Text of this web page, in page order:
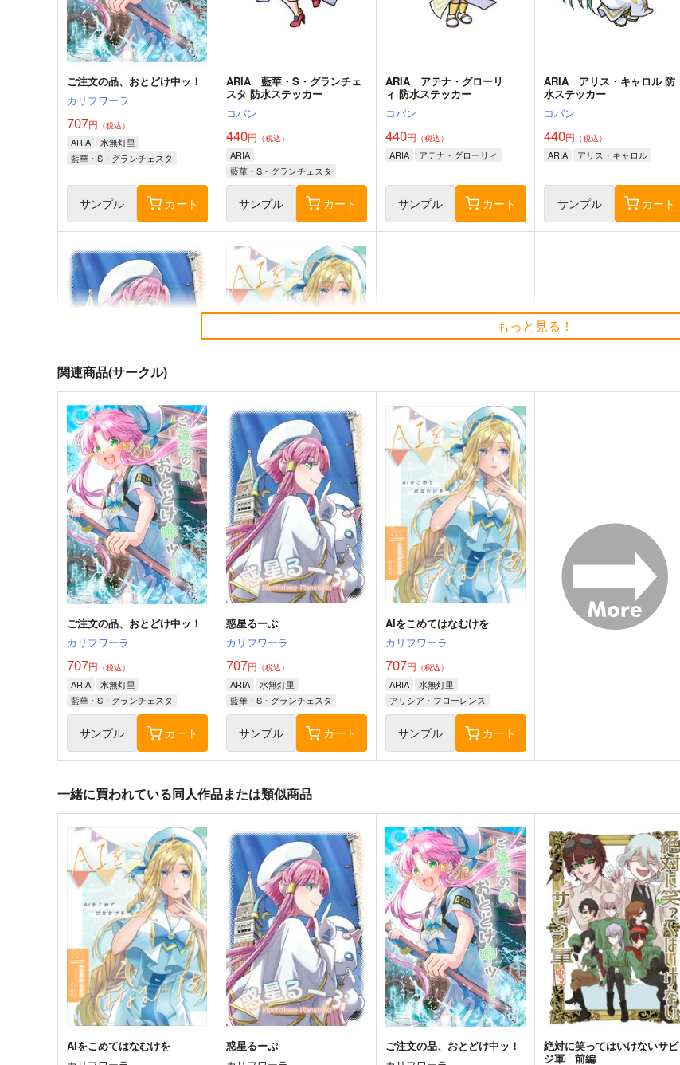
ご注文の品、おとどけ中ッ！
カリフワーラ
707円 （税込）
ARIA
水無灯里
藍華・S・グランチェスタ
サンプル カート
ARIA 藍華・S・グランチェ
スタ 防水ステッカー
コパン
440円 （税込）
ARIA
藍華・S・グランチェスタ
サンプル カート
ARIA アテナ・グローリ
ィ 防水ステッカー
コパン
440円 （税込）
ARIA アテナ・グローリィ
サンプル カート
ARIA アリス・キャロル 防
水ステッカー
コパン
440円 （税込）
ARIA アリス・キャロル
サンプル カート
惑星るーぷ
カリフワーラ
707円（税込）
ARIA
水無灯里
藍華・S・グランチェスタ
アリス・キャロル
サンプル カート
AIをこめてはなむけを
カリフワーラ
707円（税込）
ARIA
水無灯里
アリシア・フローレンス
藍華・S・グランチェスタ
サンプル カート
もっと見る！
関連商品(サークル)
ご注文の品、おとどけ中ッ！
カリフワーラ
707円 （税込）
ARIA
水無灯里
藍華・S・グランチェスタ
アリス・キャロル
サンプル カート
惑星るーぷ
カリフワーラ
707円 （税込）
ARIA
水無灯里
藍華・S・グランチェスタ
アリス・キャロル
サンプル カート
AIをこめてはなむけを
カリフワーラ
707円 （税込）
ARIA
水無灯里
アリシア・フローレンス
藍華・S・グランチェスタ
サンプル カート
一緒に買われている同人作品または類似商品
AIをこめてはなむけを
惑星るーぷ
ご注文の品、おとどけ中ッ！
絶対に笑ってはいけないサビ
ジ軍 前編